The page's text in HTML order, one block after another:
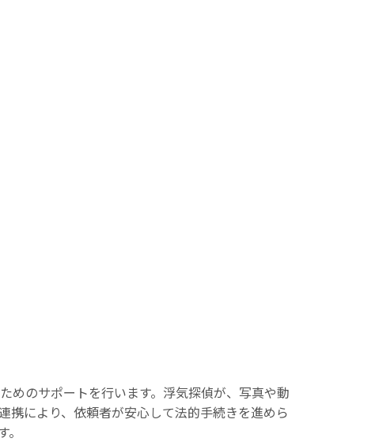
めのサポートを行います。浮気探偵が、写真や動
により、依頼者が安心して法的手続きを進めら